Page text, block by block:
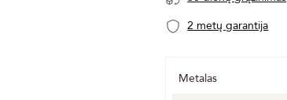
2 metų garantija
Metalas